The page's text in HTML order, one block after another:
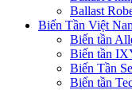
Ballast
Biến Tần Việt
Biến tần
Biến tần
Biến Tần
Biến tần